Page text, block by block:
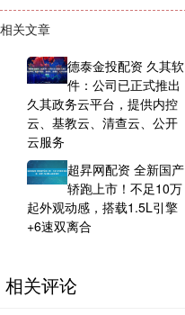
相关文章
德泰金投配资 久其软
件：公司已正式推出
久其政务云平台，提供内控
云、基教云、清查云、公开
云服务
超昇网配资 全新国产
轿跑上市！不足10万
起外观动感，搭载1.5L引擎
+6速双离合
相关评论